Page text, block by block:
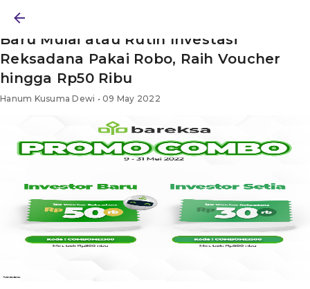
Baru Mulai atau Rutin Investasi
Reksadana Pakai Robo, Raih Voucher
hingga Rp50 Ribu
Hanum Kusuma Dewi • 09 May 2022